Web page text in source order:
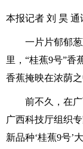
本报记者 刘 昊 通
一片片郁郁葱
里，“桂蕉9号”香
香蕉掩映在浓荫之
前不久，在广
广西科技厅组织
新品种‘桂蕉9号’